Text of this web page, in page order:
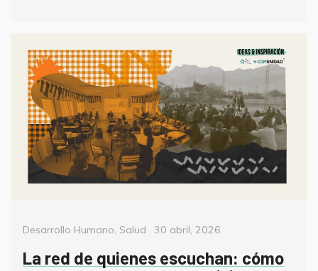
Categorías
Desarrollo Humano, Salud
Posted
30 abril, 2026
La red de quienes escuchan: cómo